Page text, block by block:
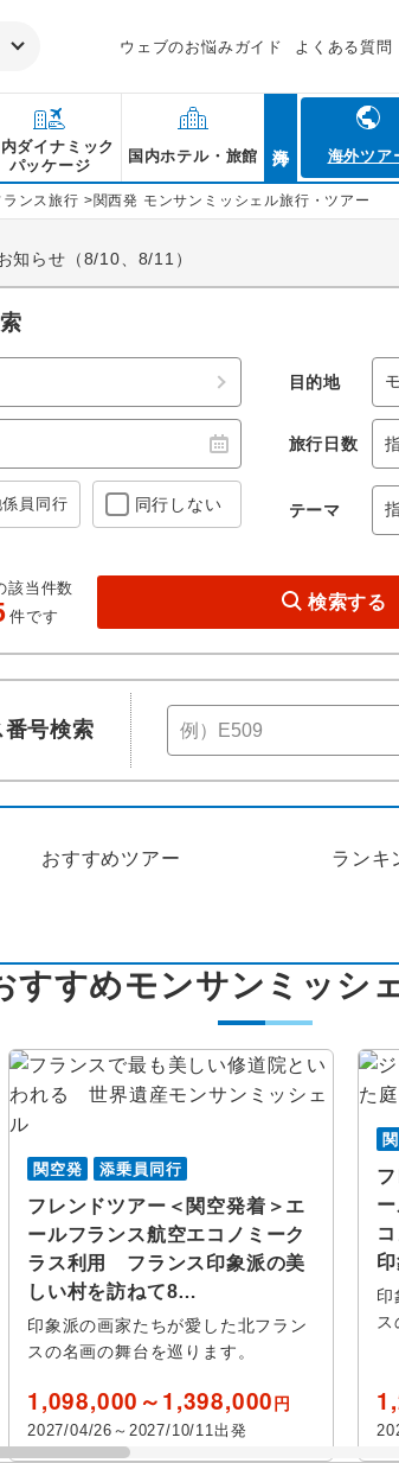
ウェブのお悩みガイド よくある質問
ダイナミック
パッケージ
国内ホテル・旅館 海外ツア
ランス旅行 >関西発 モンサンミッシェル旅行・ツアー
知らせ（8/10、8/11）
ンミッシェルはグランド・リュやガブリエルの
などのグルメもいっぱい！お得なモンサンミッ
阪急交通社におまかせ！
目的地
旅行日数
員 同行 同行しない テーマ
該当件数
件です
検索する
号検索
おすすめツアー ランキ
すすめモンサンミッシ
関空発 添乗員同行
フレンドツアー＜関空発着＞エ
ールフランス航空エコノミーク
ラス利用 フランス印象派の美
しい村を訪ねて8…
印象派の画家たちが愛した北フラン
スの名画の舞台を巡ります。
1,098,000～1,398,000円
2027/04/26～2027/10/11出発
印
ス